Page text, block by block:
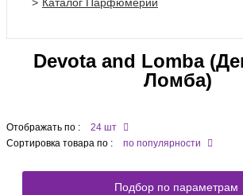
Devota and Lomba
Ломба)
Отображать по :
24 шт
Сортировка товара по :
по популярности
Подбор по параметрам